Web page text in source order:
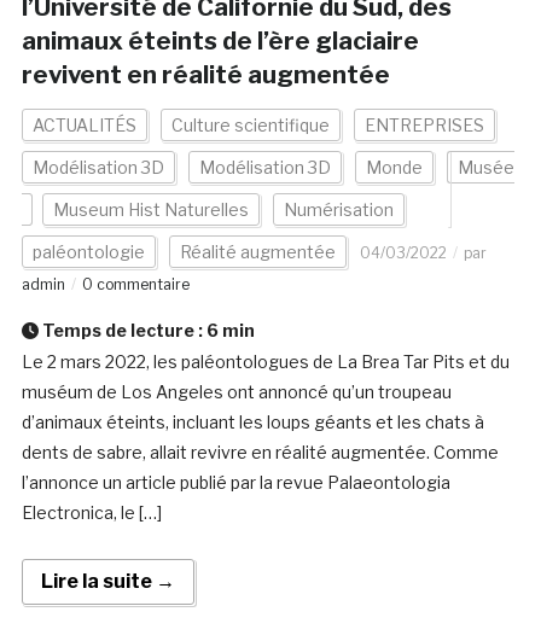
l’Université de Californie du Sud, des
animaux éteints de l’ère glaciaire
revivent en réalité augmentée
ACTUALITÉS Culture scientifique ENTREPRISES
Modélisation 3D Modélisation 3D Monde Musée
Museum Hist Naturelles Numérisation
paléontologie Réalité augmentée 04/03/2022
par
admin
0 commentaire
Temps de lecture : 6 min
Le 2 mars 2022, les paléontologues de La Brea Tar Pits et du
muséum de Los Angeles ont annoncé qu’un troupeau
d’animaux éteints, incluant les loups géants et les chats à
dents de sabre, allait revivre en réalité augmentée. Comme
l’annonce un article publié par la revue Palaeontologia
Electronica, le […]
Lire la suite →